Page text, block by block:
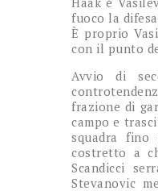
fuoco la
È proprio
con il punto
Avvio di
frazione di
campo e
squadra
costretto a
Scandicci
Stevanovic